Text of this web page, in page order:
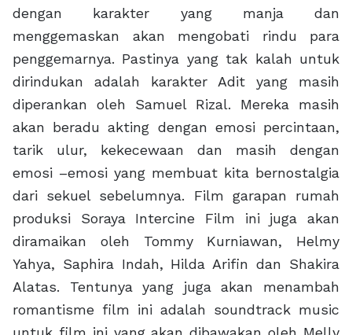
dengan karakter yang manja dan
menggemaskan akan mengobati rindu para
penggemarnya. Pastinya yang tak kalah untuk
dirindukan adalah karakter Adit yang masih
diperankan oleh Samuel Rizal. Mereka masih
akan beradu akting dengan emosi percintaan,
tarik ulur, kekecewaan dan masih dengan
emosi –emosi yang membuat kita bernostalgia
dari sekuel sebelumnya. Film garapan rumah
produksi Soraya Intercine Film ini juga akan
diramaikan oleh Tommy Kurniawan, Helmy
Yahya, Saphira Indah, Hilda Arifin dan Shakira
Alatas. Tentunya yang juga akan menambah
romantisme film ini adalah soundtrack music